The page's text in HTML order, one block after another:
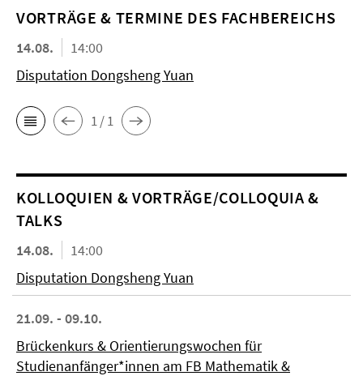
VORTRÄGE & TERMINE DES FACHBEREICHS
14.08.
14:00
Disputation Dongsheng Yuan
1 / 1
KOL­LO­QUIEN & VORTRÄGE/COLLOQUIA &
TALKS
14.08.
14:00
Disputation Dongsheng Yuan
21.09. - 09.10.
Brückenkurs & Orientierungswochen für
Studienanfänger*innen am FB Mathematik &